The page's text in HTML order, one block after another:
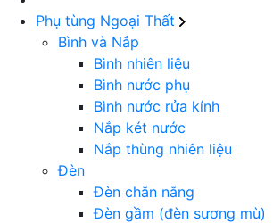
Phụ tùng Ngoại Thất
Bình và Nắp
Bình nhiên liệu
Bình nước phụ
Bình nước rửa kính
Nắp két nước
Nắp thùng nhiên liệu
Đèn
Đèn chắn nắng
Đèn gầm (đèn sương mù)